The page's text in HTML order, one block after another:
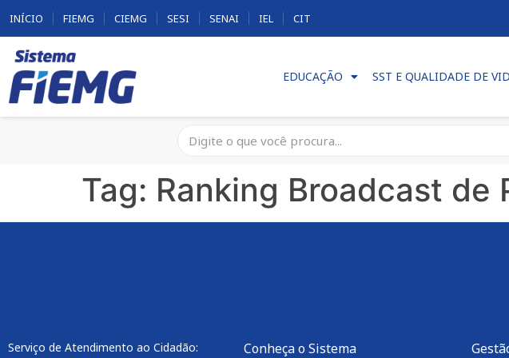
INÍCIO FIEMG CIEMG SESI SENAI IEL CIT
EDUCAÇÃO SST E QUALIDADE DE
Tag: Ranking Broadcast de
Serviço de Atendimento ao Cidadão: Conheça o Sistema